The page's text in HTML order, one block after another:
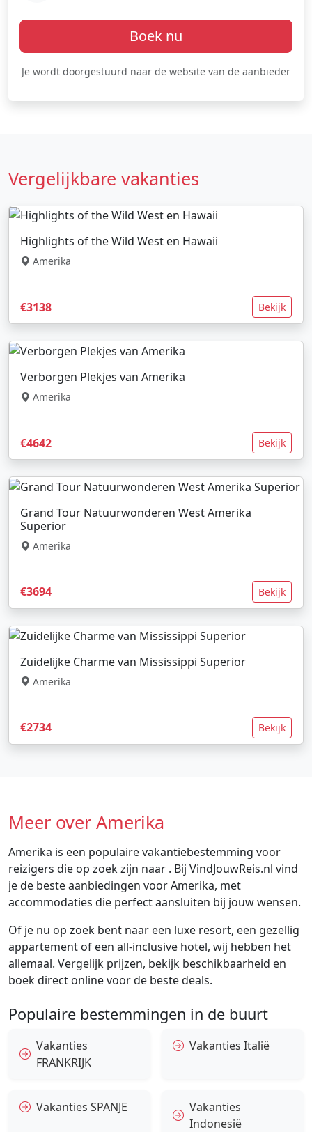
Boek nu
Je wordt doorgestuurd naar de website van de aanbieder
Vergelijkbare vakanties
Highlights of the Wild West en Hawaii
Amerika
€3138 Bekijk
Verborgen Plekjes van Amerika
Amerika
€4642 Bekijk
Grand Tour Natuurwonderen West Amerika
Superior
Amerika
€3694 Bekijk
Zuidelijke Charme van Mississippi Superior
Amerika
€2734 Bekijk
Meer over Amerika
Amerika is een populaire vakantiebestemming voor
reizigers die op zoek zijn naar . Bij VindJouwReis.nl vind
je de beste aanbiedingen voor Amerika, met
accommodaties die perfect aansluiten bij jouw wensen.
Of je nu op zoek bent naar een luxe resort, een gezellig
appartement of een all-inclusive hotel, wij hebben het
allemaal. Vergelijk prijzen, bekijk beschikbaarheid en
boek direct online voor de beste deals.
Populaire bestemmingen in de buurt
Vakanties
FRANKRIJK
Vakanties Italië
Vakanties SPANJE
Vakanties
Indonesië